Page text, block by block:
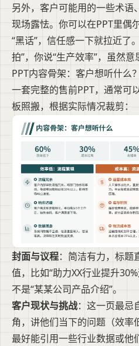
另外，客户可能用的一些术语
现场露怯。你可以在PPT里偶
“黑话”，信任感一下就拉近了
拍”，你说“生产效率”，虽然意
PPT内容骨架：客户想听什么？
一套完整的售前PPT，通常可
板照搬，根据实际情况裁剪：
封面与议程：简洁有力，标题
值，比如“助力XX行业提升
不是“某某公司产品介绍”。
客户现状与挑战：这一页最忌
角，讲他们当下的问题（效率
最好能引用一些行业数据或他